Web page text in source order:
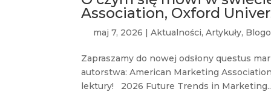
Association, Oxford
maj 7, 2026 |Aktualności,Artykuły,
Zapraszamy do nowej odsłony questus
autorstwa: American Marketing
lektury! 2026 Future Trends in